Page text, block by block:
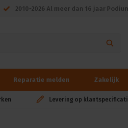
2010-2026 Al meer dan 16 jaar
Reparatie melden Zakelijk
Levering op